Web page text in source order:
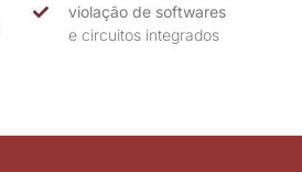
violação de softwares
e circuitos integrados